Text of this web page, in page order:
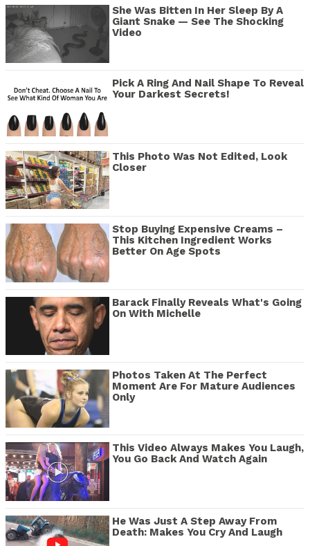
She Was Bitten In Her Sleep By A
Giant Snake — See The Shocking
Video
Pick A Ring And Nail Shape To Reveal
Your Darkest Secrets!
This Photo Was Not Edited, Look
Closer
Stop Buying Expensive Creams –
This Kitchen Ingredient Works
Better On Age Spots
Barack Finally Reveals What's Going
On With Michelle
Photos Taken At The Perfect
Moment Are For Mature Audiences
Only
This Video Always Makes You Laugh,
You Go Back And Watch Again
He Was Just A Step Away From
Death: Makes You Cry And Laugh